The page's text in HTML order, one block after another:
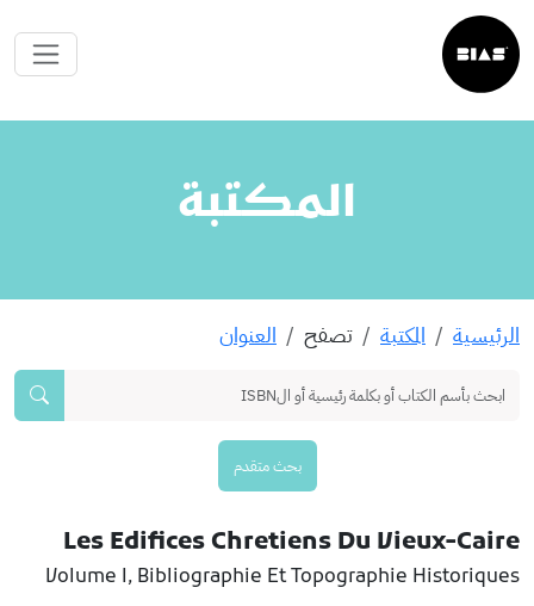
المكتبة
الرئيسية المكتبة تصفح العنوان
بحث متقدم
Les Edifices Chretiens Du Vieux-Caire
Volume I, Bibliographie Et Topographie Historiques